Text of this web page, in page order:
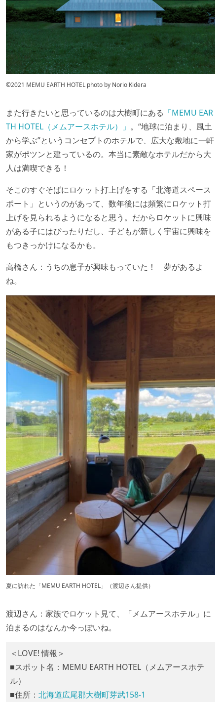
©2021 MEMU EARTH HOTEL photo by Norio Kidera
また行きたいと思っているのは大樹町にある 「MEMU EAR
TH HOTEL（メムアースホテル）」 。“地球に泊まり、風土
から学ぶ”というコンセプトのホテルで、広大な敷地に一軒
家がポツンと建っているの。本当に素敵なホテルだから大
人は満喫できる！
そこのすぐそばにロケット打上げをする「北海道スペース
ポート」というのがあって、数年後には頻繁にロケット打
上げを見られるようになると思う。だからロケットに興味
がある子にはぴったりだし、子どもが新しく宇宙に興味を
もつきっかけになるかも。
高橋さん：うちの息子が興味もっていた！ 夢があるよ
ね。
夏に訪れた「MEMU EARTH HOTEL」（渡辺さん提供）
渡辺さん：家族でロケット見て、「メムアースホテル」に
泊まるのはなんか今っぽいね。
＜LOVE! 情報＞
■スポット名：MEMU EARTH HOTEL（メムアースホテ
ル）
■住所： 北海道広尾郡大樹町芽武158-1